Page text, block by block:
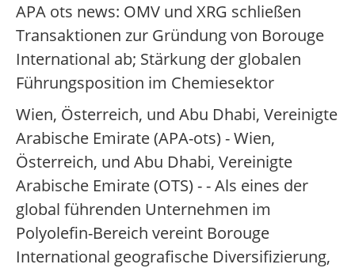
APA ots news: OMV und XRG schließen
Transaktionen zur Gründung von Borouge
International ab; Stärkung der globalen
Führungsposition im Chemiesektor
Wien, Österreich, und Abu Dhabi, Vereinigte
Arabische Emirate (APA-ots) - Wien,
Österreich, und Abu Dhabi, Vereinigte
Arabische Emirate (OTS) - - Als eines der
global führenden Unternehmen im
Polyolefin-Bereich vereint Borouge
International geografische Diversifizierung,